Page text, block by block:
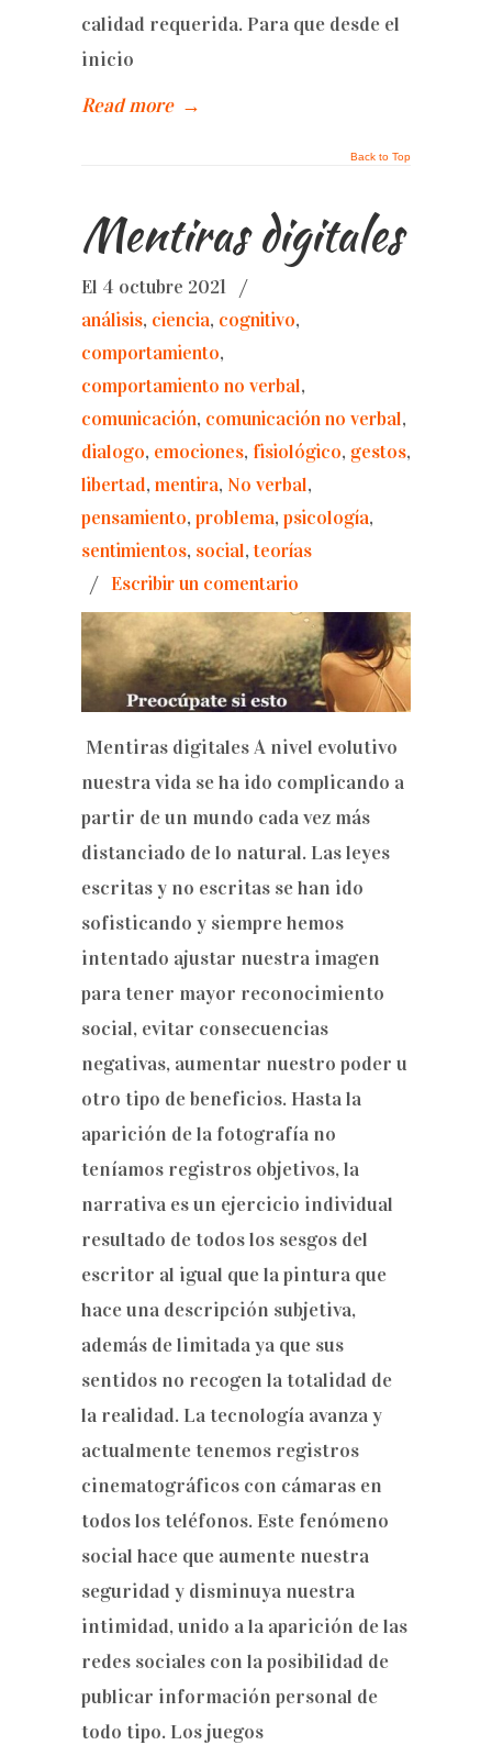
calidad requerida. Para que desde el
inicio
Read more →
Back to Top
Mentiras digitales
El 4 octubre 2021
/
análisis, ciencia, cognitivo,
comportamiento,
comportamiento no verbal,
comunicación, comunicación no verbal,
dialogo, emociones, fisiológico, gestos,
libertad, mentira, No verbal,
pensamiento, problema, psicología,
sentimientos, social,teorías
/ Escribir un comentario
Mentiras digitales A nivel evolutivo
nuestra vida se ha ido complicando a
partir de un mundo cada vez más
distanciado de lo natural. Las leyes
escritas y no escritas se han ido
sofisticando y siempre hemos
intentado ajustar nuestra imagen
para tener mayor reconocimiento
social, evitar consecuencias
negativas, aumentar nuestro poder u
otro tipo de beneficios. Hasta la
aparición de la fotografía no
teníamos registros objetivos, la
narrativa es un ejercicio individual
resultado de todos los sesgos del
escritor al igual que la pintura que
hace una descripción subjetiva,
además de limitada ya que sus
sentidos no recogen la totalidad de
la realidad. La tecnología avanza y
actualmente tenemos registros
cinematográficos con cámaras en
todos los teléfonos. Este fenómeno
social hace que aumente nuestra
seguridad y disminuya nuestra
intimidad, unido a la aparición de las
redes sociales con la posibilidad de
publicar información personal de
todo tipo. Los juegos